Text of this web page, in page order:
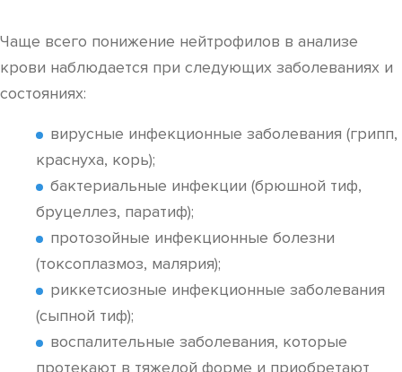
Чаще всего понижение нейтрофилов в анализе
крови наблюдается при следующих заболеваниях и
состояниях:
вирусные инфекционные заболевания (грипп,
краснуха, корь);
бактериальные инфекции (брюшной тиф,
бруцеллез, паратиф);
протозойные инфекционные болезни
(токсоплазмоз, малярия);
риккетсиозные инфекционные заболевания
(сыпной тиф);
воспалительные заболевания, которые
протекают в тяжелой форме и приобретают